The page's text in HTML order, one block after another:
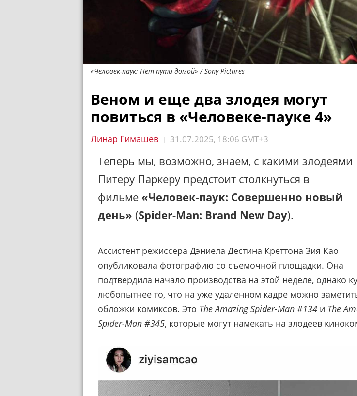
«Человек-паук: Нет пути домой» / Sony Pictures
Веном и еще два злодея могут
повиться в «Человеке-пауке 4»
Линар Гимашев | 31.07.2025, 18:06 GMT+3
Теперь мы, возможно, знаем, с какими злодеями
Питеру Паркеру предстоит столкнуться в
фильме «Человек-паук: Совершенно новый
день» (Spider-Man: Brand New Day).
Ассистент режиссера Дэниела Дестина Креттона Зия Као
опубликовала фотографию со съемочной площадки. Она
подтвердила начало производства на этой неделе, однако
любопытнее то, что на уже удаленном кадре можно
обложки комиксов. Это The Amazing Spider-Man #134 и The
Spider-Man #345, которые могут намекать на злодеев